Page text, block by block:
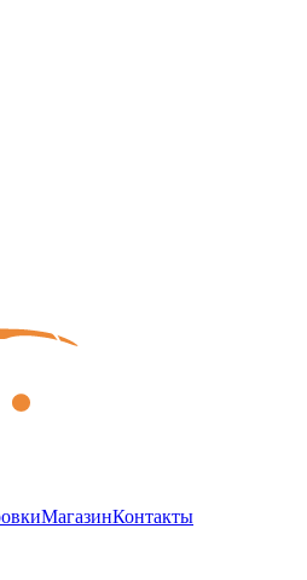
МагазинКонтакты